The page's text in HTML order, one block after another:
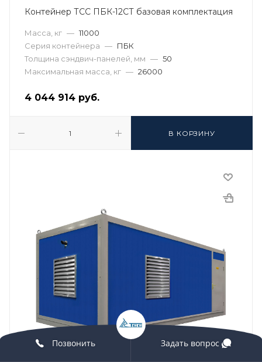
Контейнер ТСС ПБК-12СТ базовая комплектация
Масса, кг — 11000
Серия контейнера — ПБК
Толщина сэндвич-панелей, мм — 50
Максимальная масса, кг — 26000
4 044 914 руб.
В КОРЗИНУ
Позвонить Задать вопрос